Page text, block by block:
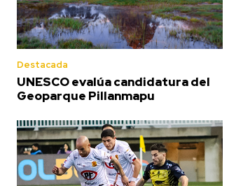
Destacada
UNESCO evalúa candidatura del
Geoparque Pillanmapu